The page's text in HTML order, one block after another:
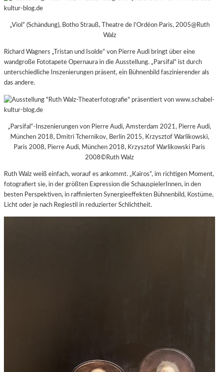
„Viol“ (Schändung), Botho Strauß, Theatre de l’Ordéon Paris, 2005@Ruth
Walz
Richard Wagners „Tristan und Isolde“ von Pierre Audi bringt über eine
wandgroße Fototapete Opernaura in die Ausstellung. „Parsifal“ ist durch
unterschiedliche Inszenierungen präsent, ein Bühnenbild faszinierender als
das andere.
„Parsifal“-Inszenierungen von Pierre Audi, Amsterdam 2021, Pierre Audi,
München 2018, Dmitri Tchernikov, Berlin 2015, Krzysztof Warlikowski,
Paris 2008, Pierre Audi, München 2018, Krzysztof Warlikowski Paris
2008©Ruth Walz
Ruth Walz weiß einfach, worauf es ankommt. „Kairos“, im richtigen Moment,
fotografiert sie, in der größten Expression die SchauspielerInnen, in den
besten Perspektiven, in raffinierten Synergieeffekten Bühnenbild, Kostüme,
Licht oder je nach Regiestil in reduzierter Schlichtheit.